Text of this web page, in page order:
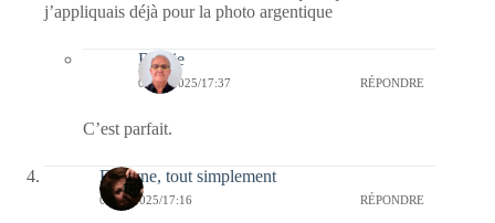
j’appliquais déjà pour la photo argentique
Bernie
08/12/2025/17:37 RÉPONDRE
C’est parfait.
Evelyne, tout simplement
06/12/2025/17:16 RÉPONDRE